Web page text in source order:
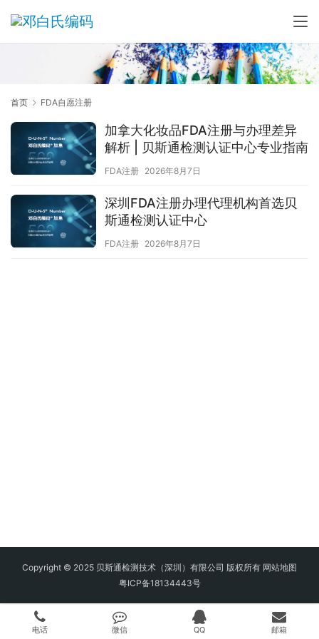
首页 FDA自愿注册
加拿大化妆品FDA注册与办理差异
解析 | 贝斯通检测认证中心专业指南
FDA注册 2026年8月7日
深圳FDA注册办理代理机构首选贝
斯通检测认证中心
FDA注册 2026年8月7日
Copyright © 2025 贝斯通检测技术（深圳）有限公司 版权所有 网站地图
粤ICP备18134443号
电话 微信 QQ 邮箱